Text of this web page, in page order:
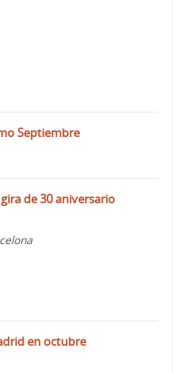
Septiembre
de 30 aniversario
en octubre